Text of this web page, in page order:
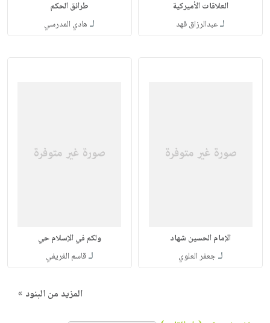
العلاقات الأميركية
لـعبدالرزاق فهد
طرائق الحكم
لـ هادي المدرسي
الإمام الحسين شهاد
لـجعفر العلوي
ولكم في الإسلام حي
لـقاسم الغريفي
المزيد من البنود »